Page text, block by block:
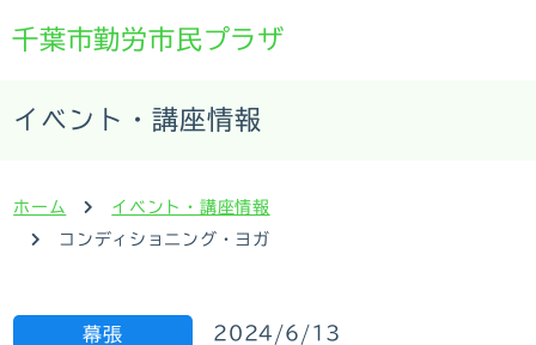
千葉市勤労市民プラザ
イベント・講座情報
ホーム
イベント・講座情報
コンディショニング・ヨガ
幕張 2024/6/13